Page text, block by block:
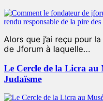
Alors que j’ai reçu pour
de Jforum à laquelle...
Le Cercle de la Licra au
Judaïsme